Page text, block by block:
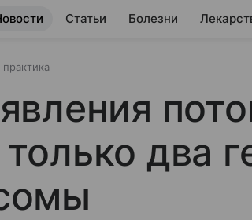
Статьи Болезни
два